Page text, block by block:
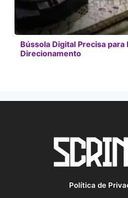
Bússola Digital Precisa para
Direcionamento
Política de